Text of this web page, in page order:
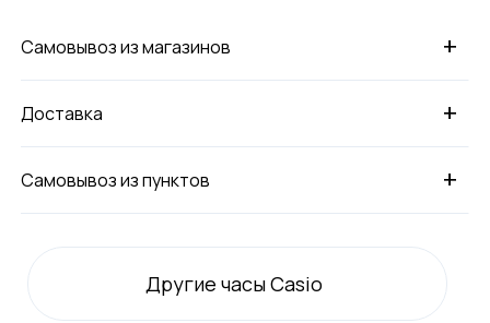
+
Самовывоз из магазинов
+
Доставка
+
Самовывоз из пунктов
Другие часы Casio